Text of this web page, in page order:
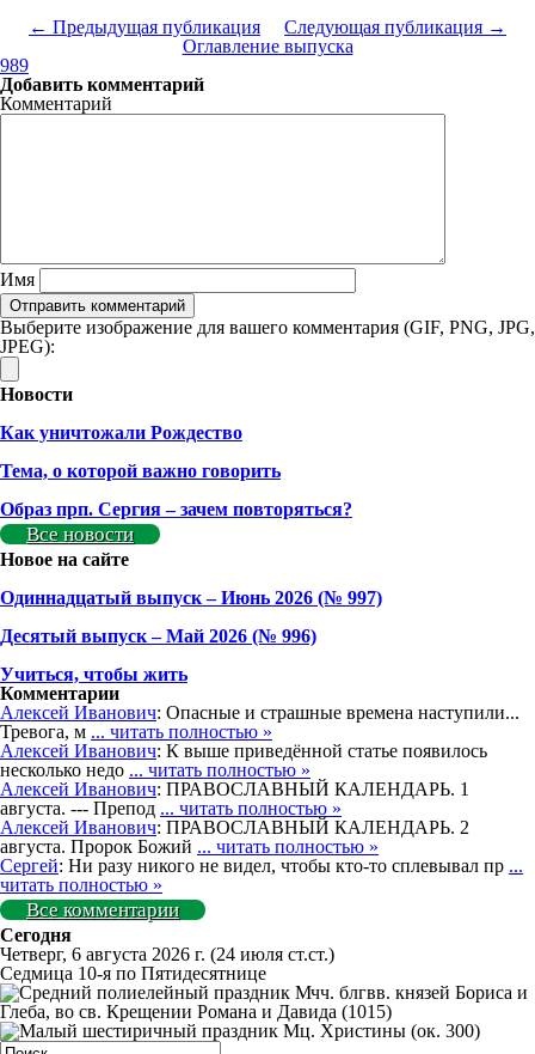
← Предыдущая публикация
Следующая публикация →
Оглавление выпуска
989
Добавить комментарий
Комментарий
Имя
Выберите изображение для вашего комментария (GIF, PNG, JPG,
JPEG):
Новости
Как уничтожали Рождество
Тема, о которой важно говорить
Образ прп. Сергия – зачем повторяться?
Все новости
Новое на сайте
Одиннадцатый выпуск – Июнь 2026 (№ 997)
Деcятый выпуск – Май 2026 (№ 996)
Учиться, чтобы жить
Комментарии
Алексей Иванович: Опасные и страшные времена наступили...
Тревога, м ... читать полностью »
Алексей Иванович: К выше приведённой статье появилось
несколько недо ... читать полностью »
Алексей Иванович: ПРАВОСЛАВНЫЙ КАЛЕНДАРЬ. 1
августа. --- Препод ... читать полностью »
Алексей Иванович: ПРАВОСЛАВНЫЙ КАЛЕНДАРЬ. 2
августа. Пророк Божий ... читать полностью »
Сергей: Ни разу никого не видел, чтобы кто-то сплевывал пр ...
читать полностью »
Все комментарии
Сегодня
Четверг, 6 августа 2026 г. (24 июля ст.ст.)
Седмица 10-я по Пятидесятнице
Мчч. блгвв. князей Бориса и
Глеба, во св. Крещении Романа и Давида (1015)
Мц. Христины (ок. 300)